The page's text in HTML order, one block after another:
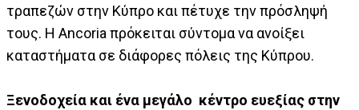
τραπεζών στην Κύπρο και πέτυχε την πρόσληψή
τους. Η Ancoria πρόκειται σύντομα να ανοίξει
καταστήματα σε διάφορες πόλεις της Κύπρου.
Ξενοδοχεία και ένα μεγάλο κέντρο ευεξίας στην